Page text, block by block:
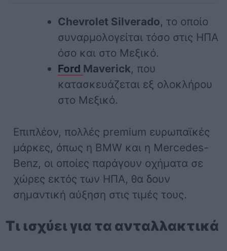
Chevrolet Silverado, το οποίο
συναρμολογείται τόσο στις ΗΠΑ
όσο και στο Μεξικό.
Ford Maverick, που
κατασκευάζεται εξ ολοκλήρου
στο Μεξικό.
Επιπλέον, πολλές premium ευρωπαϊκές
μάρκες, όπως η BMW και η Mercedes-
Benz, οι οποίες παράγουν οχήματα σε
χώρες εκτός των ΗΠΑ, θα δουν
σημαντική αύξηση στις τιμές τους.
Τι ισχύει για τα ανταλλακτικά